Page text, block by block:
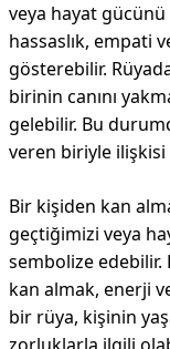
veya hayat gücünü
hassaslık, empati
gösterebilir.
birinin canını
gelebilir. Bu
veren biriyle
Bir kişiden kan
geçtiğimizi veya
sembolize edebilir.
kan almak, enerji
bir rüya, kişinin